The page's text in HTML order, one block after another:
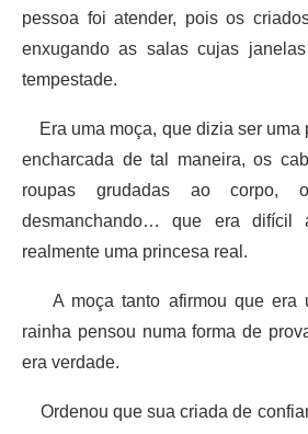
pessoa foi atender, pois os
enxugando as salas cujas
tempestade.
Era uma moça, que dizia ser uma
encharcada de tal maneira, os
roupas grudadas ao corpo,
desmanchando… que era difícil
realmente uma princesa real.
A moça tanto afirmou que era
rainha pensou numa forma de
era verdade.
Ordenou que sua criada de